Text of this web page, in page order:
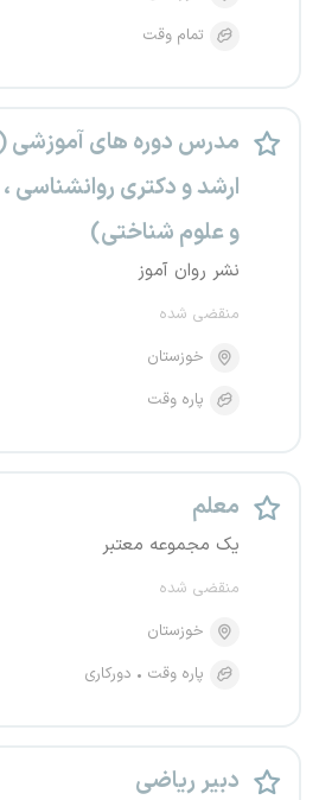
تمام وقت
مدرس دوره های آموزشی
ارشد و دکتری روانشناسی
و علوم شناختی)
نشر روان آموز
منقضی شده
خوزستان
پاره وقت
معلم
یک مجموعه معتبر
منقضی شده
خوزستان
پاره وقت
دورکاری
دبیر ریاضی